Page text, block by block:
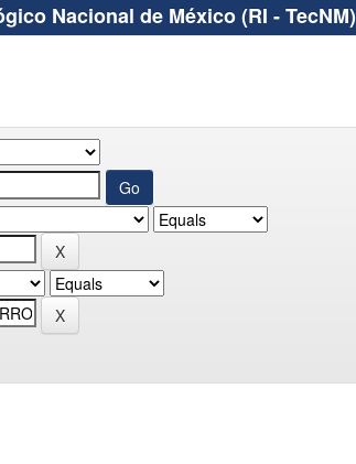
Nacional de México (RI - TecNM)